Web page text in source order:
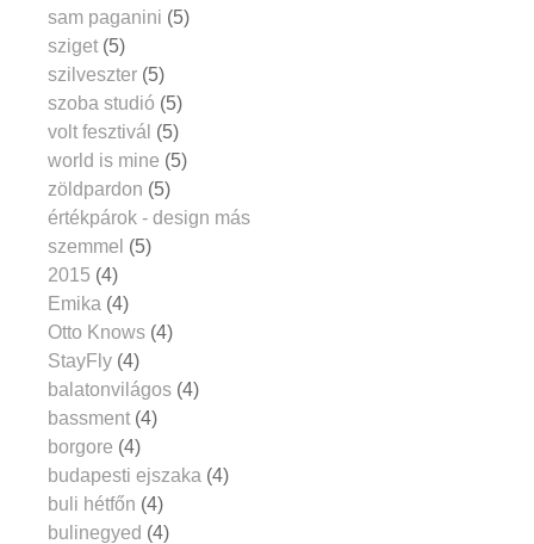
sam paganini (5)
sziget (5)
szilveszter (5)
szoba studió (5)
volt fesztivál (5)
world is mine (5)
zöldpardon (5)
értékpárok - design más
szemmel (5)
2015 (4)
Emika (4)
Otto Knows (4)
StayFly (4)
balatonvilágos (4)
bassment (4)
borgore (4)
budapesti ejszaka (4)
buli hétfőn (4)
bulinegyed (4)